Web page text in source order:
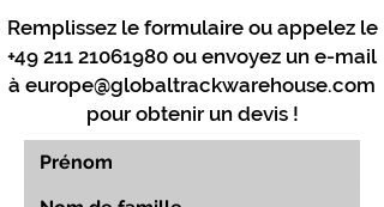
Remplissez le formulaire ou appelez le
+49 211 21061980 ou envoyez un e-mail
à europe@globaltrackwarehouse.com
pour obtenir un devis !